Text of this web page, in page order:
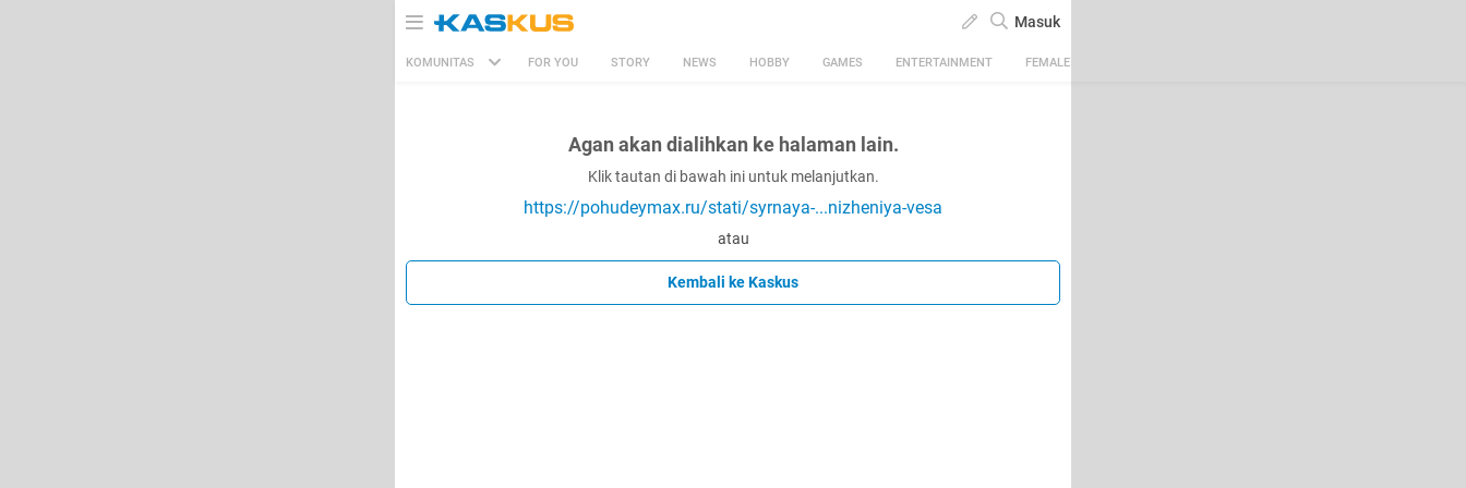
Masuk
KOMUNITAS FOR YOU STORY NEWS HOBBY GAMES ENTERTAINMENT FEMALE
Agan akan dialihkan ke halaman lain.
Klik tautan di bawah ini untuk melanjutkan.
https://pohudeymax.ru/stati/syrnaya-...nizheniya-vesa
atau
Kembali ke Kaskus